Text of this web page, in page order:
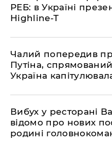
РЕБ: в Україні
Highline-T
​Чалий попередив
Путіна,
Україна
​Вибух у ресторані
відомо про нових
родині